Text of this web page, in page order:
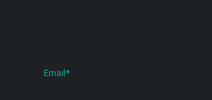
Email*